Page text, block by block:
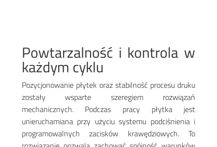
Powtarzalność i kontrola w
każdym cyklu
Pozycjonowanie płytek oraz stabilność procesu druku
zostały wsparte szeregiem rozwiązań
mechanicznych. Podczas pracy płytka jest
unieruchamiana przy użyciu systemu podciśnienia i
programowalnych zacisków krawędziowych. To